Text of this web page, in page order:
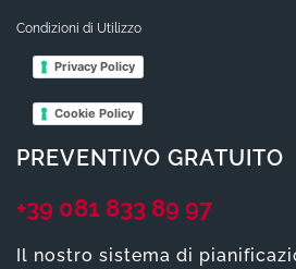
Condizioni di Utilizzo
Privacy Policy
Cookie Policy
PREVENTIVO GRATUITO
+39 081 833 89 97
Il nostro sistema di